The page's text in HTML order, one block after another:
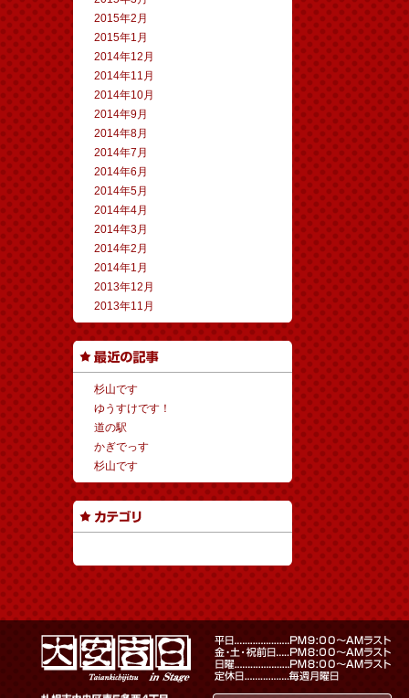
2015年2月
2015年1月
2014年12月
2014年11月
2014年10月
2014年9月
2014年8月
2014年7月
2014年6月
2014年5月
2014年4月
2014年3月
2014年2月
2014年1月
2013年12月
2013年11月
杉山です
ゆうすけです！
道の駅
かぎでっす
杉山です